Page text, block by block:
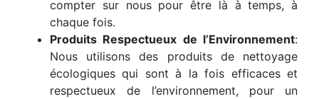
compter sur nous pour être là à temps, à
chaque fois.
Produits Respectueux de l’Environnement:
Nous utilisons des produits de nettoyage
écologiques qui sont à la fois efficaces et
respectueux de l’environnement, pour un